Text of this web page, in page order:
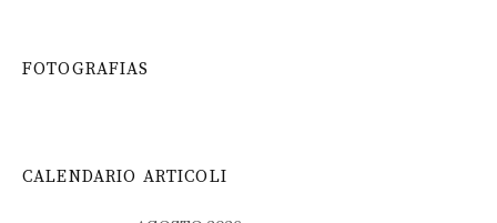
FOTOGRAFIAS
CALENDARIO ARTICOLI